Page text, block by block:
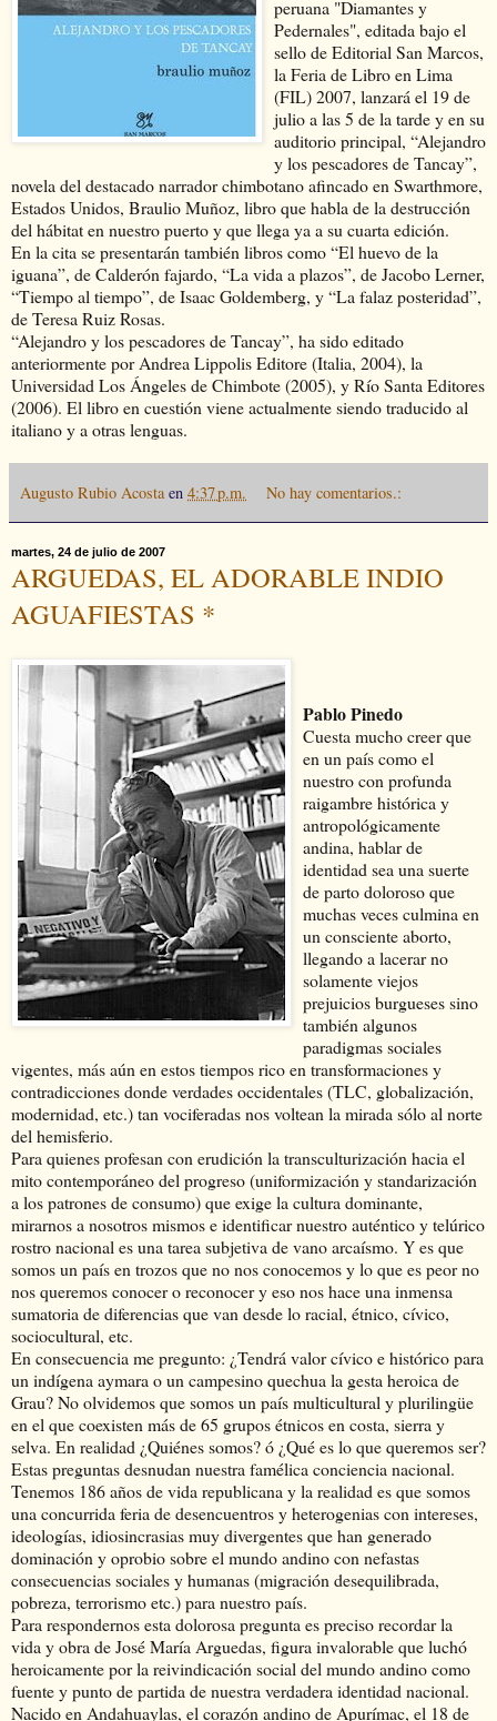
peruana "Diamantes y
Pedernales", editada bajo el
sello de Editorial San Marcos,
la Feria de Libro en Lima
(FIL) 2007, lanzará el 19 de
julio a las 5 de la tarde y en su
auditorio principal, “Alejandro
y los pescadores de Tancay”,
novela del destacado narrador chimbotano afincado en Swarthmore,
Estados Unidos, Braulio Muñoz, libro que habla de la destrucción
del hábitat en nuestro puerto y que llega ya a su cuarta edición.
En la cita se presentarán también libros como “El huevo de la
iguana”, de Calderón fajardo, “La vida a plazos”, de Jacobo Lerner,
“Tiempo al tiempo”, de Isaac Goldemberg, y “La falaz posteridad”,
de Teresa Ruiz Rosas.
“Alejandro y los pescadores de Tancay”, ha sido editado
anteriormente por Andrea Lippolis Editore (Italia, 2004), la
Universidad Los Ángeles de Chimbote (2005), y Río Santa Editores
(2006). El libro en cuestión viene actualmente siendo traducido al
italiano y a otras lenguas.
Augusto Rubio Acosta en 4:37 p.m. No hay comentarios.:
martes, 24 de julio de 2007
ARGUEDAS, EL ADORABLE INDIO
AGUAFIESTAS *
Pablo Pinedo
Cuesta mucho creer que
en un país como el
nuestro con profunda
raigambre histórica y
antropológicamente
andina, hablar de
identidad sea una suerte
de parto doloroso que
muchas veces culmina en
un consciente aborto,
llegando a lacerar no
solamente viejos
prejuicios burgueses sino
también algunos
paradigmas sociales
vigentes, más aún en estos tiempos rico en transformaciones y
contradicciones donde verdades occidentales (TLC, globalización,
modernidad, etc.) tan vociferadas nos voltean la mirada sólo al norte
del hemisferio.
Para quienes profesan con erudición la transculturización hacia el
mito contemporáneo del progreso (uniformización y standarización
a los patrones de consumo) que exige la cultura dominante,
mirarnos a nosotros mismos e identificar nuestro auténtico y telúrico
rostro nacional es una tarea subjetiva de vano arcaísmo. Y es que
somos un país en trozos que no nos conocemos y lo que es peor no
nos queremos conocer o reconocer y eso nos hace una inmensa
sumatoria de diferencias que van desde lo racial, étnico, cívico,
sociocultural, etc.
En consecuencia me pregunto: ¿Tendrá valor cívico e histórico para
un indígena aymara o un campesino quechua la gesta heroica de
Grau? No olvidemos que somos un país multicultural y plurilingüe
en el que coexisten más de 65 grupos étnicos en costa, sierra y
selva. En realidad ¿Quiénes somos? ó ¿Qué es lo que queremos ser?
Estas preguntas desnudan nuestra famélica conciencia nacional.
Tenemos 186 años de vida republicana y la realidad es que somos
una concurrida feria de desencuentros y heterogenias con intereses,
ideologías, idiosincrasias muy divergentes que han generado
dominación y oprobio sobre el mundo andino con nefastas
consecuencias sociales y humanas (migración desequilibrada,
pobreza, terrorismo etc.) para nuestro país.
Para respondernos esta dolorosa pregunta es preciso recordar la
vida y obra de José María Arguedas, figura invalorable que luchó
heroicamente por la reivindicación social del mundo andino como
fuente y punto de partida de nuestra verdadera identidad nacional.
Nacido en Andahuaylas, el corazón andino de Apurímac, el 18 de